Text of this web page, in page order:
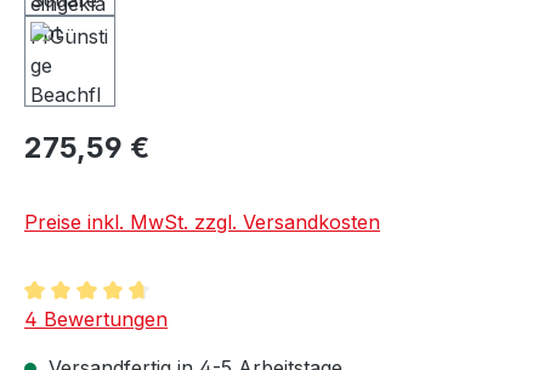
275,59 €
Preise inkl. MwSt. zzgl. Versandkosten
Durchschnittliche Bewertung von 4.75 von 5 Sternen
4 Bewertungen